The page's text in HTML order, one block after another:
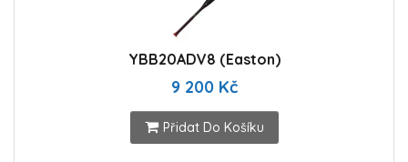
YBB20ADV8 (Easton)
9 200 Kč
Přidat Do Košíku